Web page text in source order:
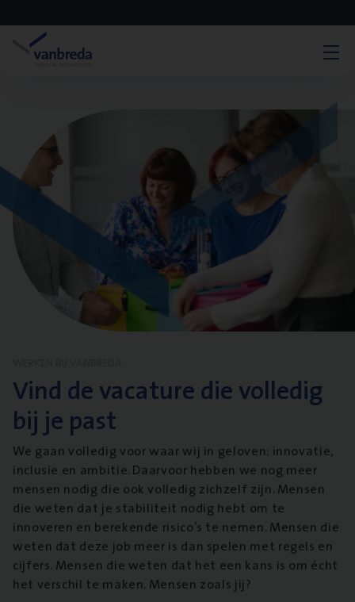
Vind de vacature die volledig
bij je past
We gaan volledig voor waar wij in geloven: innovatie,
inclusie en ambitie. Daarvoor hebben we nog meer
mensen nodig die ook volledig zichzelf zijn. Mensen
die weten dat je stabiliteit nodig hebt om te
innoveren en berekende risico’s te nemen. Mensen die
weten dat deze job meer is dan spelen met regels en
cijfers. Mensen die weten dat het een kans is om écht
het verschil te maken. Mensen zoals jij?